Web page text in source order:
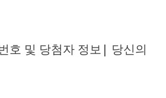
호 및 당첨자 정보| 당신의